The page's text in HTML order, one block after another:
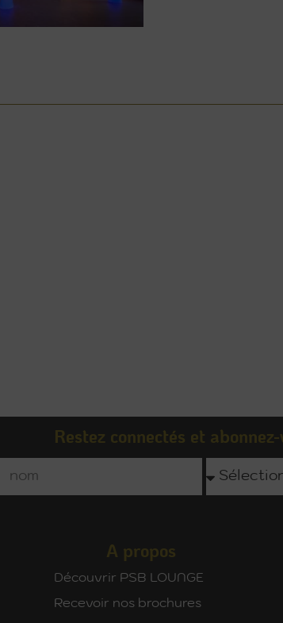
Restez connectés et
A propos
Découvrir PSB LOUNGE
Recevoir nos brochures